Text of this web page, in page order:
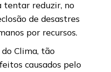
tentar reduzir, no
de desastres
por recursos.
Clima, tão
causados pelo